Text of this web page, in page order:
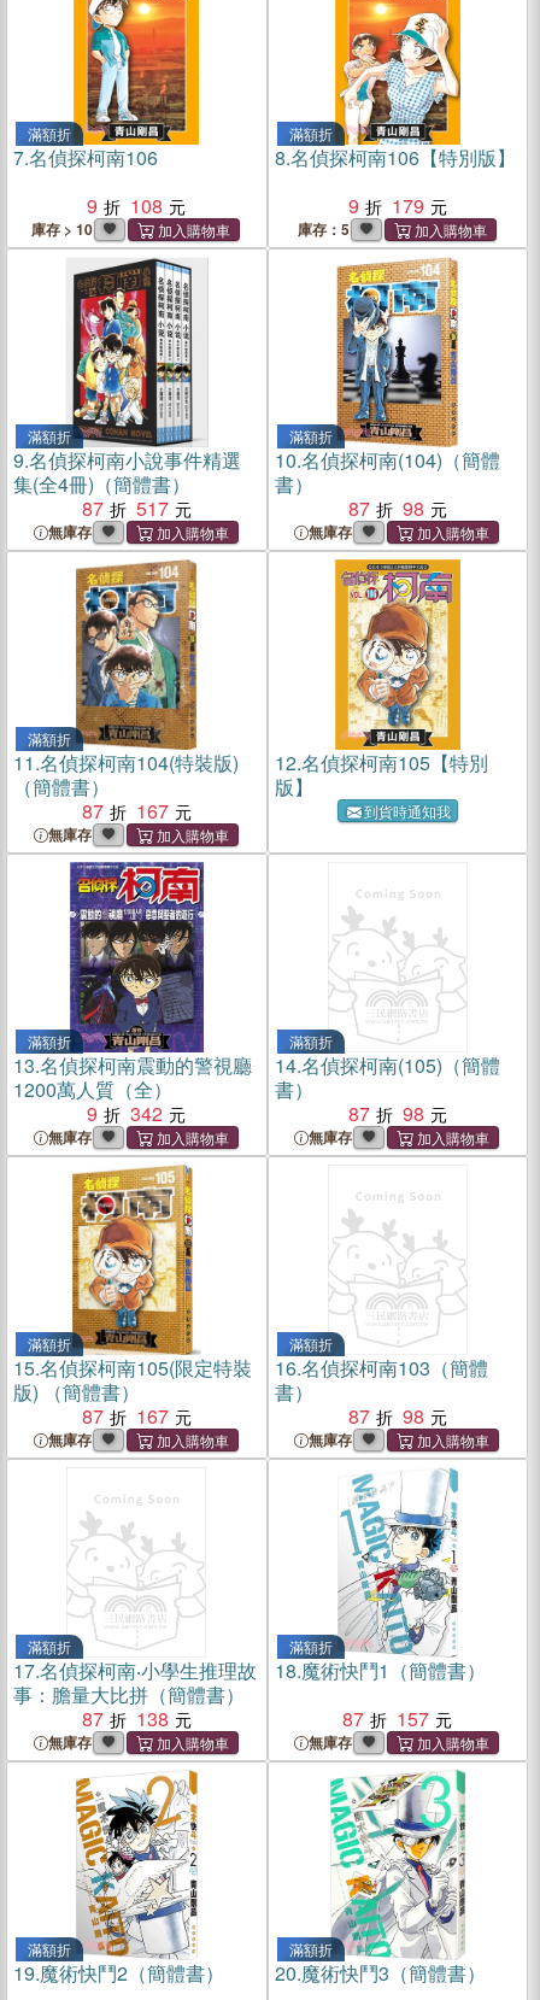
滿額折
7.名偵探柯南106
9
108
庫存 > 10
滿額折
8.名偵探柯南106【特別版】
9
179
庫存：5
滿額折
9.名偵探柯南小說事件精選
集(全4冊)（簡體書）
87
517
無庫存
滿額折
10.名偵探柯南(104)（簡體
書）
87
98
無庫存
滿額折
11.名偵探柯南104(特裝版)
（簡體書）
87
167
無庫存
12.名偵探柯南105【特別
版】
到貨時通知我
滿額折
13.名偵探柯南震動的警視廳
1200萬人質（全）
9
342
無庫存
滿額折
14.名偵探柯南(105)（簡體
書）
87
98
無庫存
滿額折
15.名偵探柯南105(限定特裝
版) （簡體書）
87
167
無庫存
滿額折
16.名偵探柯南103（簡體
書）
87
98
無庫存
滿額折
17.名偵探柯南‧小學生推理故
事：膽量大比拼（簡體書）
87
138
無庫存
滿額折
18.魔術快鬥1（簡體書）
87
157
無庫存
滿額折
19.魔術快鬥2（簡體書）
滿額折
20.魔術快鬥3（簡體書）